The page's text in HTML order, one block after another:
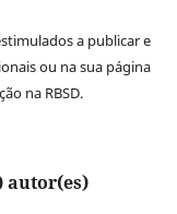
a publicar e
ou na sua página
na RBSD.
autor(es)